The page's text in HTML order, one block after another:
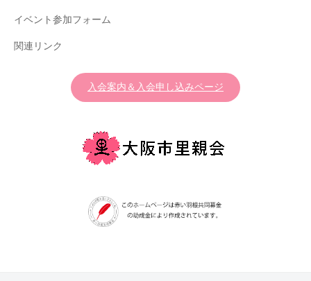
イベント参加フォーム
関連リンク
入会案内＆入会申し込みページ